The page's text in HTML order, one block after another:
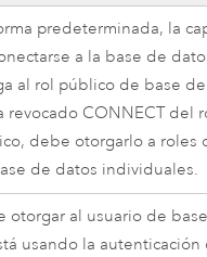
predeterminada, la
a la base de
al rol público de base
revocado CONNECT del
debe otorgarlo a roles
de datos individuales.
otorgar al usuario de
usando la autenticación